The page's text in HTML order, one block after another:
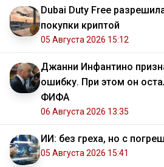
Dubai Duty Free
покупки криптой
05 Августа 2026 15:12
Джанни Инфантино
ошибку. При этом он
ФИФА
06 Августа 2026 13:35
ИИ: без греха, но с
05 Августа 2026 15:41